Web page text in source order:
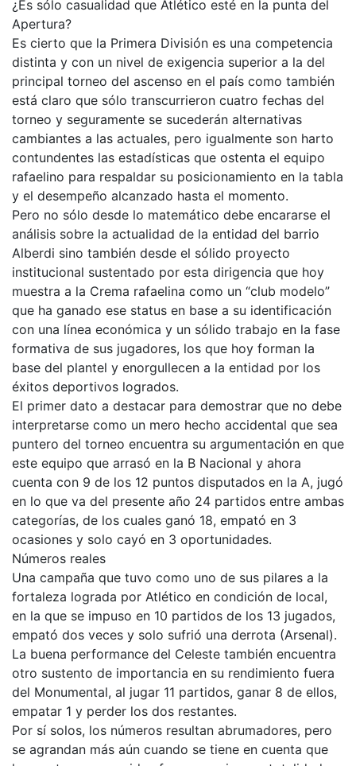
¿Es sólo casualidad que Atlético esté en la punta del
Apertura?
Es cierto que la Primera División es una competencia
distinta y con un nivel de exigencia superior a la del
principal torneo del ascenso en el país como también
está claro que sólo transcurrieron cuatro fechas del
torneo y seguramente se sucederán alternativas
cambiantes a las actuales, pero igualmente son harto
contundentes las estadísticas que ostenta el equipo
rafaelino para respaldar su posicionamiento en la tabla
y el desempeño alcanzado hasta el momento.
Pero no sólo desde lo matemático debe encararse el
análisis sobre la actualidad de la entidad del barrio
Alberdi sino también desde el sólido proyecto
institucional sustentado por esta dirigencia que hoy
muestra a la Crema rafaelina como un “club modelo”
que ha ganado ese status en base a su identificación
con una línea económica y un sólido trabajo en la fase
formativa de sus jugadores, los que hoy forman la
base del plantel y enorgullecen a la entidad por los
éxitos deportivos logrados.
El primer dato a destacar para demostrar que no debe
interpretarse como un mero hecho accidental que sea
puntero del torneo encuentra su argumentación en que
este equipo que arrasó en la B Nacional y ahora
cuenta con 9 de los 12 puntos disputados en la A, jugó
en lo que va del presente año 24 partidos entre ambas
categorías, de los cuales ganó 18, empató en 3
ocasiones y solo cayó en 3 oportunidades.
Números reales
Una campaña que tuvo como uno de sus pilares a la
fortaleza lograda por Atlético en condición de local,
en la que se impuso en 10 partidos de los 13 jugados,
empató dos veces y solo sufrió una derrota (Arsenal).
La buena performance del Celeste también encuentra
otro sustento de importancia en su rendimiento fuera
del Monumental, al jugar 11 partidos, ganar 8 de ellos,
empatar 1 y perder los dos restantes.
Por sí solos, los números resultan abrumadores, pero
se agrandan más aún cuando se tiene en cuenta que